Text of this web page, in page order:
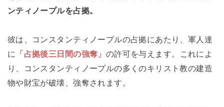
ンティノープルを占拠。
彼は、コンスタンティノープルの占拠にあたり、軍人達
に
「占拠後三日間の強奪」 の許可を与えます。これによ
り、コンスタンティノープルの多くのキリスト教の建造
物や財宝が破壊、強奪されます。